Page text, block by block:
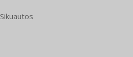
Sikuautos